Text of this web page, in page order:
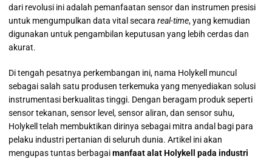
dari revolusi ini adalah pemanfaatan sensor dan instrumen presisi
untuk mengumpulkan data vital secara real-time, yang kemudian
digunakan untuk pengambilan keputusan yang lebih cerdas dan
akurat.
Di tengah pesatnya perkembangan ini, nama Holykell muncul
sebagai salah satu produsen terkemuka yang menyediakan solusi
instrumentasi berkualitas tinggi. Dengan beragam produk seperti
sensor tekanan, sensor level, sensor aliran, dan sensor suhu,
Holykell telah membuktikan dirinya sebagai mitra andal bagi para
pelaku industri pertanian di seluruh dunia. Artikel ini akan
mengupas tuntas berbagaimanfaat alat Holykell pada industri